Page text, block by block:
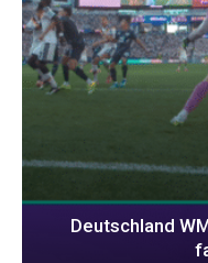
Deutschland